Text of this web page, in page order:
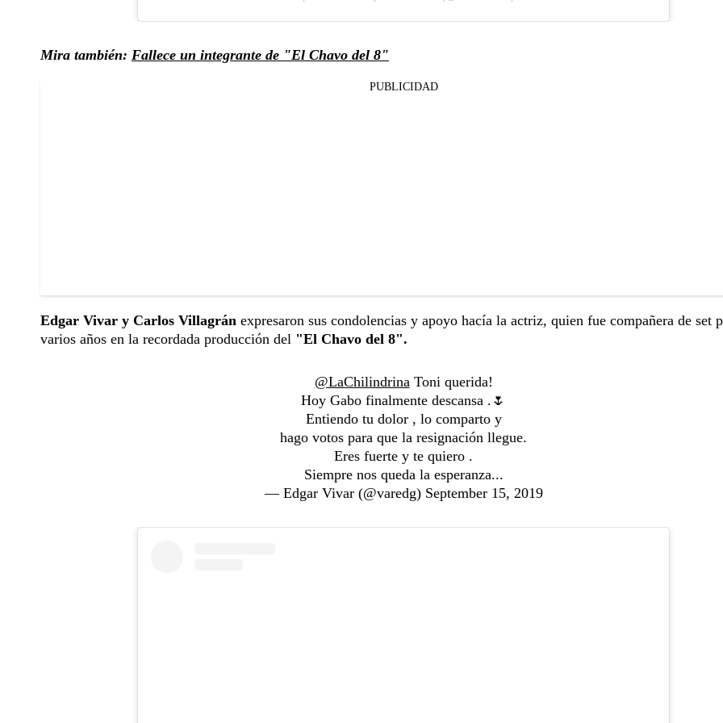
Mira también: Fallece un integrante de "El Chavo del 8"
PUBLICIDAD
Edgar Vivar y Carlos Villagrán expresaron sus condolencias y apoyo hacía la actriz, quien fue compañera de set
varios años en la recordada producción del "El Chavo del 8".
@LaChilindrinaToni querida!
Hoy Gabo finalmente descansa .🌷
Entiendo tu dolor , lo comparto y
hago votos para que la resignación llegue.
Eres fuerte y te quiero .
Siempre nos queda la esperanza...
— Edgar Vivar (@varedg) September 15, 2019